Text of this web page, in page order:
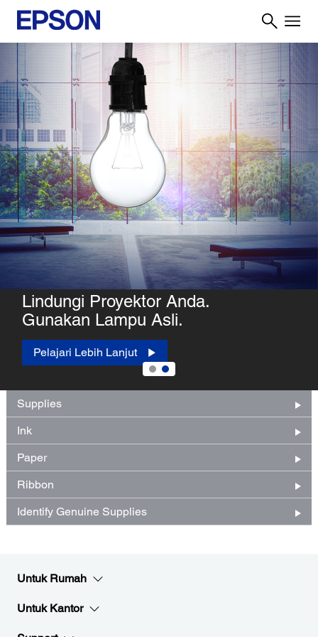
Lindungi Proyektor Anda.
Gunakan Lampu Asli.
Pelajari Lebih Lanjut
Supplies
Ink
Paper
Ribbon
Identify Genuine Supplies
Untuk Rumah
Untuk Kantor